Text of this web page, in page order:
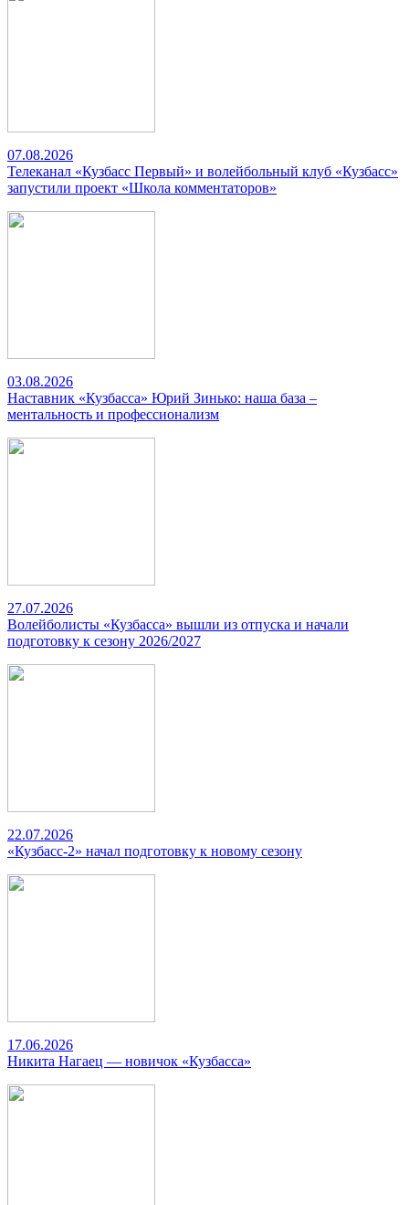
07.08.2026
Телеканал «Кузбасс Первый» и волейбольный клуб «Кузбасс»
запустили проект «Школа комментаторов»
03.08.2026
Наставник «Кузбасса» Юрий Зинько: наша база –
ментальность и профессионализм
27.07.2026
Волейболисты «Кузбасса» вышли из отпуска и начали
подготовку к сезону 2026/2027
22.07.2026
«Кузбасс-2» начал подготовку к новому сезону
17.06.2026
Никита Нагаец — новичок «Кузбасса»